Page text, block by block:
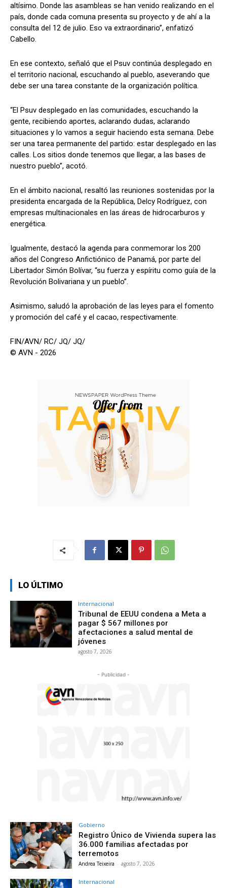
altísimo. Donde las asambleas se han venido realizando en el
país, donde cada comuna presenta su proyecto y de ahí a la
consulta del 12 de julio. Eso va extraordinario”, enfatizó
Cabello.
En ese contexto, señaló que el Psuv continúa desplegado en
el territorio nacional, escuchando al pueblo, aseverando que
debe ser una tarea constante de la organización política.
“El Psuv desplegado en las comunidades, escuchando la
gente, recibiendo aportes, aclarando dudas, aclarando
situaciones y lo vamos a seguir haciendo esta semana. Debe
ser una tarea permanente del partido: estar desplegado en las
calles. Los sitios donde tenemos que llegar, a las bases de
nuestro pueblo”, acotó.
En el ámbito nacional, resaltó las reuniones sostenidas por la
presidenta encargada de la República, Delcy Rodríguez, con
empresas multinacionales en las áreas de hidrocarburos y
energética.
Igualmente, destacó la agenda para conmemorar los 200
años del Congreso Anfictiónico de Panamá, por parte del
Libertador Simón Bolívar, “su fuerza y espíritu como guía de la
Revolución Bolivariana y un pueblo”.
Asimismo, saludó la aprobación de las leyes para el fomento
y promoción del café y el cacao, respectivamente.
FIN/AVN/ RC/ JQ/ JQ/
© AVN - 2026
LO ÚLTIMO
Internacional
Tribunal de EEUU condena a Meta a
pagar $ 567 millones por
afectaciones a salud mental de
jóvenes
agosto 7, 2026
- Publicidad -
Gobierno
Registro Único de Vivienda supera las
36.000 familias afectadas por
terremotos
Andrea Teixeira - agosto 7, 2026
Internacional